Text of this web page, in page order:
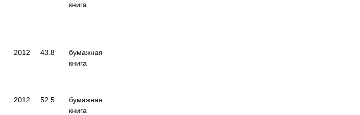
книга
2012 43.8
бумажная
книга
2012 52.5
бумажная
книга